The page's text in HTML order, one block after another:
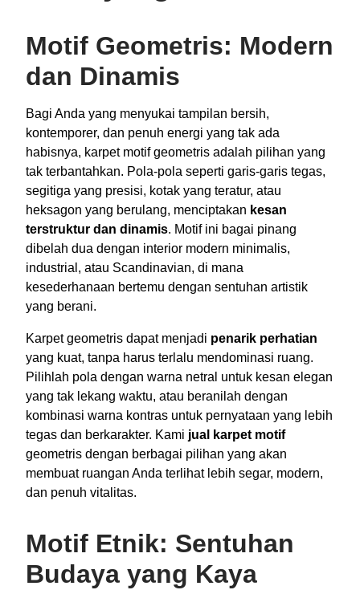
Motif Geometris: Modern
dan Dinamis
Bagi Anda yang menyukai tampilan bersih,
kontemporer, dan penuh energi yang tak ada
habisnya, karpet motif geometris adalah pilihan yang
tak terbantahkan. Pola-pola seperti garis-garis tegas,
segitiga yang presisi, kotak yang teratur, atau
heksagon yang berulang, menciptakan kesan
terstruktur dan dinamis. Motif ini bagai pinang
dibelah dua dengan interior modern minimalis,
industrial, atau Scandinavian, di mana
kesederhanaan bertemu dengan sentuhan artistik
yang berani.
Karpet geometris dapat menjadi penarik perhatian
yang kuat, tanpa harus terlalu mendominasi ruang.
Pilihlah pola dengan warna netral untuk kesan elegan
yang tak lekang waktu, atau beranilah dengan
kombinasi warna kontras untuk pernyataan yang lebih
tegas dan berkarakter. Kami jual karpet motif
geometris dengan berbagai pilihan yang akan
membuat ruangan Anda terlihat lebih segar, modern,
dan penuh vitalitas.
Motif Etnik: Sentuhan
Budaya yang Kaya